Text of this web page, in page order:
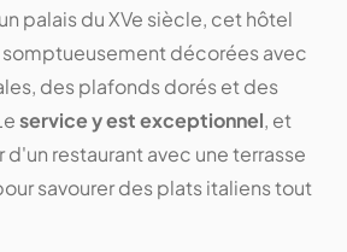
palais du XVe siècle, cet hôtel
décorées avec
des plafonds dorés et des
service y est exceptionnel, et
restaurant avec une terrasse
savourer des plats italiens tout